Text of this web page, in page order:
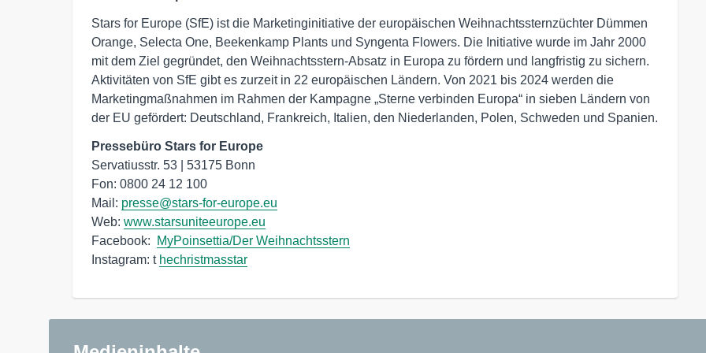
Stars for Europe (SfE) ist die Marketinginitiative der europäischen Weihnachtssternzüchter Dümmen
Orange, Selecta One, Beekenkamp Plants und Syngenta Flowers. Die Initiative wurde im Jahr 2000
mit dem Ziel gegründet, den Weihnachtsstern-Absatz in Europa zu fördern und langfristig zu sichern.
Aktivitäten von SfE gibt es zurzeit in 22 europäischen Ländern. Von 2021 bis 2024 werden die
Marketingmaßnahmen im Rahmen der Kampagne „Sterne verbinden Europa“ in sieben Ländern von
der EU gefördert: Deutschland, Frankreich, Italien, den Niederlanden, Polen, Schweden und Spanien.
Pressebüro Stars for Europe
Servatiusstr. 53 | 53175 Bonn
Fon: 0800 24 12 100
Mail: presse@stars-for-europe.eu
Web: www.starsuniteeurope.eu
Facebook:
MyPoinsettia/Der Weihnachtsstern
Instagram: t hechristmasstar